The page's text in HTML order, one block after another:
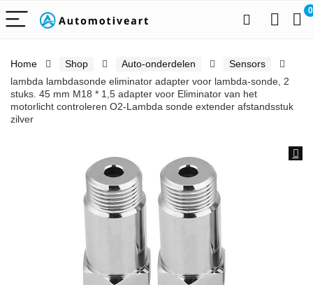
0
Home Shop Auto-onderdelen
Sensors
lambda lambdasonde eliminator adapter voor lambda-sonde, 2
stuks. 45 mm M18 * 1,5 adapter voor Eliminator van het
motorlicht controleren O2-Lambda sonde extender afstandsstuk
zilver